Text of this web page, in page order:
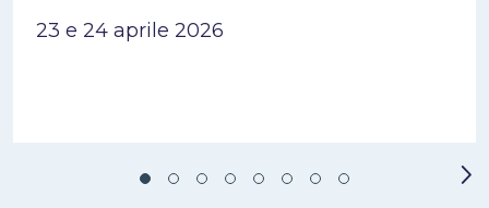
23 e 24 aprile 2026